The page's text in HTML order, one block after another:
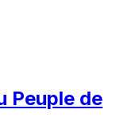
Peuple de